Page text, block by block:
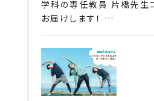
学科の専任教員 片橋先生
お届けします！ …